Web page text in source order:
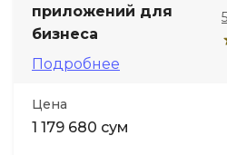
приложений для
бизнеса
Подробнее
Цена
1 179 680 сум